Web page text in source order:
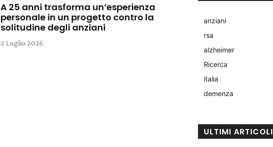
A 25 anni trasforma un’esperienza
personale in un progetto contro la
solitudine degli anziani
2 Luglio 2026
anziani
rsa
alzheimer
Ricerca
italia
demenza
ULTIMI ARTICOLI